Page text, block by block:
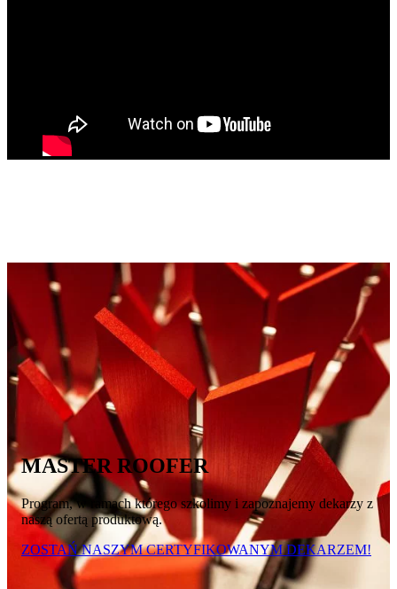
MASTER ROOFER
Program, w ramach którego szkolimy i zapoznajemy dekarzy z
naszą ofertą produktową.
ZOSTAŃ NASZYM CERTYFIKOWANYM DEKARZEM!